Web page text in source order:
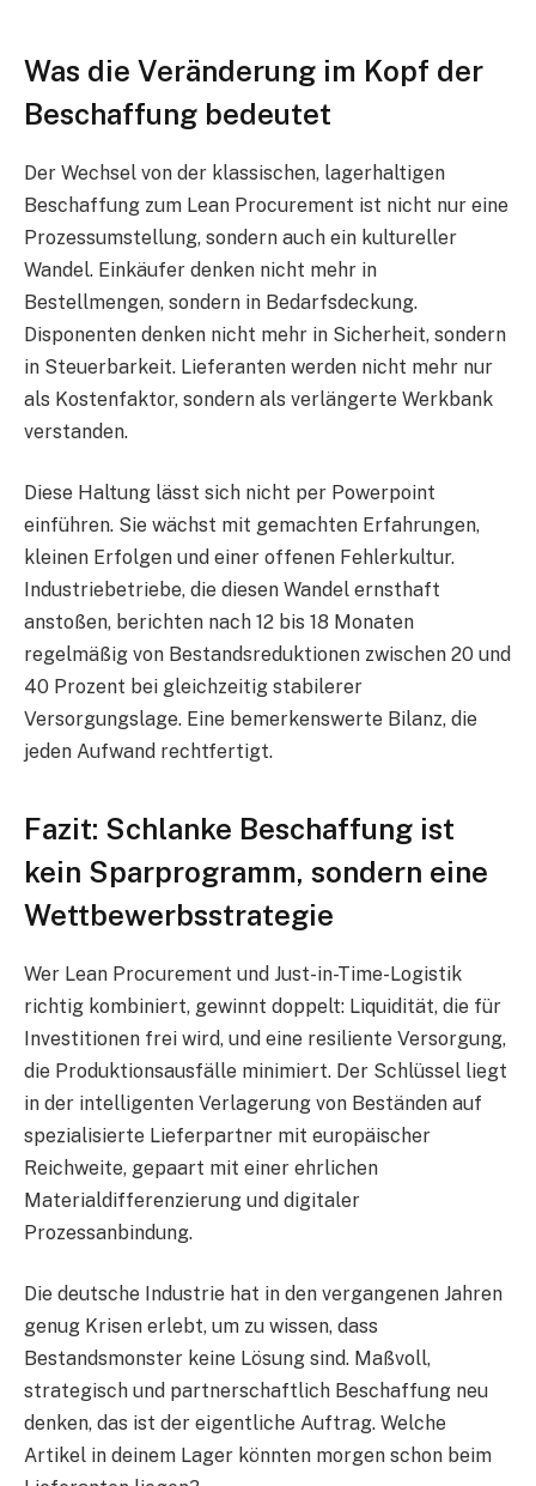
Was die Veränderung im Kopf der
Beschaffung bedeutet
Der Wechsel von der klassischen, lagerhaltigen
Beschaffung zum Lean Procurement ist nicht nur eine
Prozessumstellung, sondern auch ein kultureller
Wandel. Einkäufer denken nicht mehr in
Bestellmengen, sondern in Bedarfsdeckung.
Disponenten denken nicht mehr in Sicherheit, sondern
in Steuerbarkeit. Lieferanten werden nicht mehr nur
als Kostenfaktor, sondern als verlängerte Werkbank
verstanden.
Diese Haltung lässt sich nicht per Powerpoint
einführen. Sie wächst mit gemachten Erfahrungen,
kleinen Erfolgen und einer offenen Fehlerkultur.
Industriebetriebe, die diesen Wandel ernsthaft
anstoßen, berichten nach 12 bis 18 Monaten
regelmäßig von Bestandsreduktionen zwischen 20 und
40 Prozent bei gleichzeitig stabilerer
Versorgungslage. Eine bemerkenswerte Bilanz, die
jeden Aufwand rechtfertigt.
Fazit: Schlanke Beschaffung ist
kein Sparprogramm, sondern eine
Wettbewerbsstrategie
Wer Lean Procurement und Just-in-Time-Logistik
richtig kombiniert, gewinnt doppelt: Liquidität, die für
Investitionen frei wird, und eine resiliente Versorgung,
die Produktionsausfälle minimiert. Der Schlüssel liegt
in der intelligenten Verlagerung von Beständen auf
spezialisierte Lieferpartner mit europäischer
Reichweite, gepaart mit einer ehrlichen
Materialdifferenzierung und digitaler
Prozessanbindung.
Die deutsche Industrie hat in den vergangenen Jahren
genug Krisen erlebt, um zu wissen, dass
Bestandsmonster keine Lösung sind. Maßvoll,
strategisch und partnerschaftlich Beschaffung neu
denken, das ist der eigentliche Auftrag. Welche
Artikel in deinem Lager könnten morgen schon beim